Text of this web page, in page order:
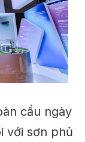
cầu ngày
với sơn phủ